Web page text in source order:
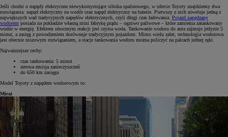
Jeśli chodzi o napędy elektryczne niewykorzystujące silnika spalinowego, w ofercie Toyoty znajdziemy dwa
rozwiązania: napęd elektryczny na wodór oraz napęd elektryczny na baterie. Pierwszy z nich niweluje jedną z
największych wad tradycyjnych napędów elektrycznych, czyli długi czas ładowania. Pojazd napędzany
wodorem posiada na pokładzie własną mini fabrykę prądu – ogniwo paliwowe – które zamienia zatankowany
wodór w energię. Efektem ubocznym reakcji jest czysta woda. Tankowanie wodoru do auta zajmuje jedynie 5
minut, a zasięg z powodzeniem dorównuje tradycyjnym pojazdom. Mimo wielu zalet, technologia wodorowa
jest obecnie niszowym rozwiązaniem, a stacje tankowania wodoru można policzyć na palcach jednej ręki.
Najważniejsze cechy:
czas tankowania: 5 minut
zerowa emisja zanieczyszczeń
do 650 km zasięgu
Model Toyoty z napędem wodorowym to:
Mirai